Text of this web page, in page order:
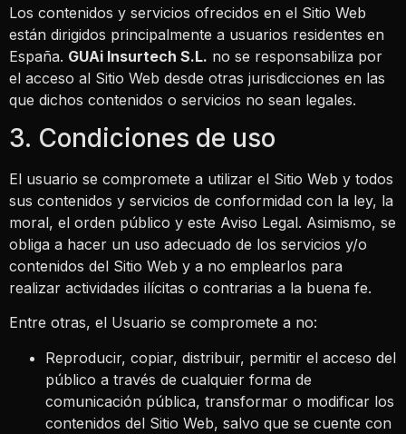
Los contenidos y servicios ofrecidos en el Sitio Web
están dirigidos principalmente a usuarios residentes en
España. GUAi Insurtech S.L. no se responsabiliza por
el acceso al Sitio Web desde otras jurisdicciones en las
que dichos contenidos o servicios no sean legales.
3. Condiciones de uso
El usuario se compromete a utilizar el Sitio Web y todos
sus contenidos y servicios de conformidad con la ley, la
moral, el orden público y este Aviso Legal. Asimismo, se
obliga a hacer un uso adecuado de los servicios y/o
contenidos del Sitio Web y a no emplearlos para
realizar actividades ilícitas o contrarias a la buena fe.
Entre otras, el Usuario se compromete a no:
Reproducir, copiar, distribuir, permitir el acceso del
público a través de cualquier forma de
comunicación pública, transformar o modificar los
contenidos del Sitio Web, salvo que se cuente con